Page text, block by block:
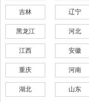
吉林 辽宁
黑龙江 河北
江西 安徽
重庆 河南
湖北 山东